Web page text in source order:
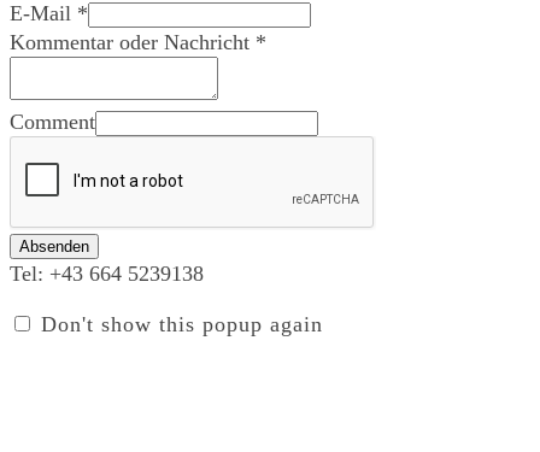
E-Mail *
Kommentar oder Nachricht *
Comment
Absenden
Tel: +43 664 5239138
Don't show this popup again